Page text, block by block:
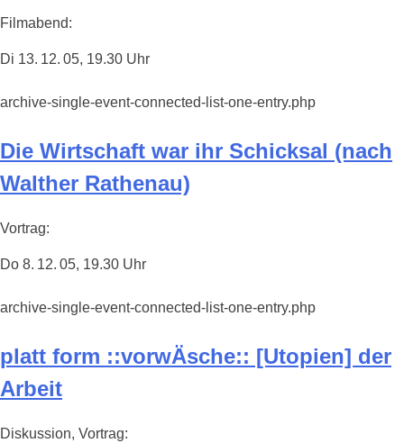
Filmabend:
Di 13. 12. 05, 19.30 Uhr
archive-single-event-connected-list-one-entry.php
Die Wirtschaft war ihr Schicksal (nach
Walther Rathenau)
Vortrag:
Do 8. 12. 05, 19.30 Uhr
archive-single-event-connected-list-one-entry.php
platt form ::vorwÄsche:: [Utopien] der
Arbeit
Diskussion, Vortrag: